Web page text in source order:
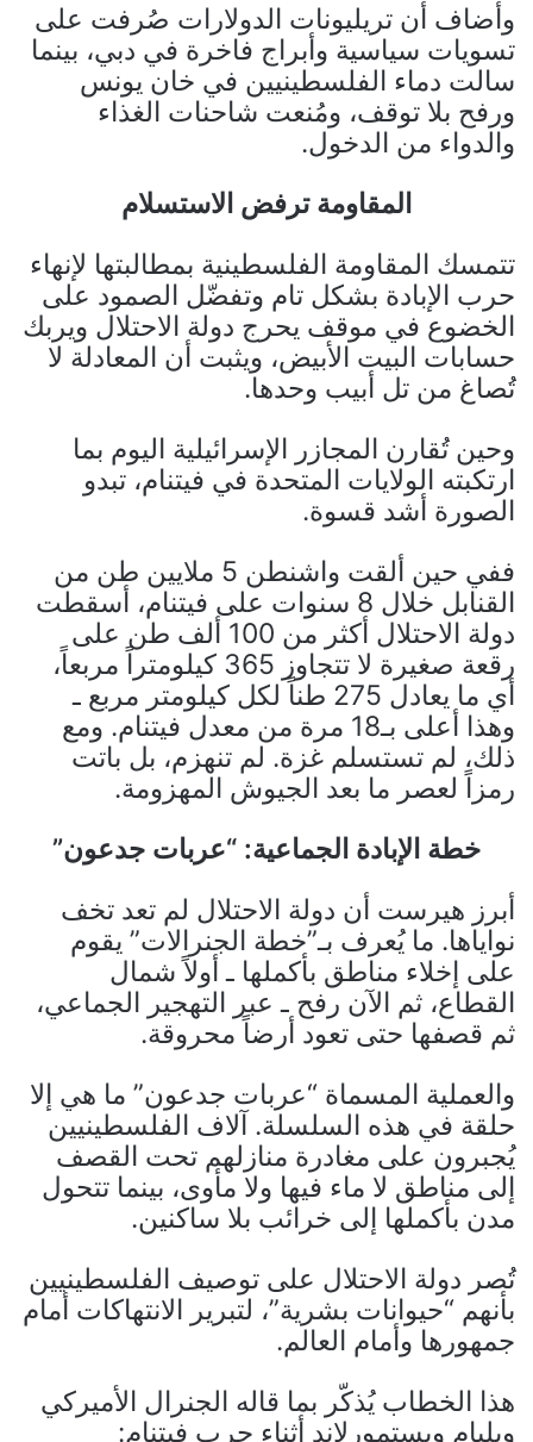
وأضاف أن تريليونات الدولارات صُرفت على
تسويات سياسية وأبراج فاخرة في دبي، بينما
سالت دماء الفلسطينيين في خان يونس
ورفح بلا توقف، ومُنعت شاحنات الغذاء
والدواء من الدخول.
المقاومة ترفض الاستسلام
تتمسك المقاومة الفلسطينية بمطالبتها لإنهاء
حرب الإبادة بشكل تام وتفضّل الصمود على
الخضوع في موقف يحرج دولة الاحتلال ويربك
حسابات البيت الأبيض، ويثبت أن المعادلة لا
تُصاغ من تل أبيب وحدها.
وحين تُقارن المجازر الإسرائيلية اليوم بما
ارتكبته الولايات المتحدة في فيتنام، تبدو
الصورة أشد قسوة.
ففي حين ألقت واشنطن 5 ملايين طن من
القنابل خلال 8 سنوات على فيتنام، أسقطت
دولة الاحتلال أكثر من 100 ألف طن على
رقعة صغيرة لا تتجاوز 365 كيلومتراً مربعاً،
أي ما يعادل 275 طناً لكل كيلومتر مربع ـ
وهذا أعلى بـ18 مرة من معدل فيتنام. ومع
ذلك، لم تستسلم غزة. لم تنهزم، بل باتت
رمزاً لعصر ما بعد الجيوش المهزومة.
خطة الإبادة الجماعية: “عربات جدعون”
أبرز هيرست أن دولة الاحتلال لم تعد تخف
نواياها. ما يُعرف بـ”خطة الجنرالات” يقوم
على إخلاء مناطق بأكملها ـ أولاً شمال
القطاع، ثم الآن رفح ـ عبر التهجير الجماعي،
ثم قصفها حتى تعود أرضاً محروقة.
والعملية المسماة “عربات جدعون” ما هي إلا
حلقة في هذه السلسلة. آلاف الفلسطينيين
يُجبرون على مغادرة منازلهم تحت القصف
إلى مناطق لا ماء فيها ولا مأوى، بينما تتحول
مدن بأكملها إلى خرائب بلا ساكنين.
تُصر دولة الاحتلال على توصيف الفلسطينيين
بأنهم “حيوانات بشرية”، لتبرير الانتهاكات أمام
جمهورها وأمام العالم.
هذا الخطاب يُذكّر بما قاله الجنرال الأميركي
ويليام ويستمورلاند أثناء حرب فيتنام: